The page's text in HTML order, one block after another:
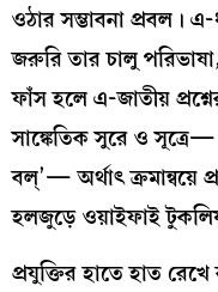
ওঠার সম্ভাবনা প্রবল।
জরুরি তার চালু
ফাঁস হলে এ-জাতীয়
সাঙ্কেতিক সুরে ও
বল্’— অর্থাৎ
হলজুড়ে ওয়াইফাই
প্রযুক্তির হাতে হাত